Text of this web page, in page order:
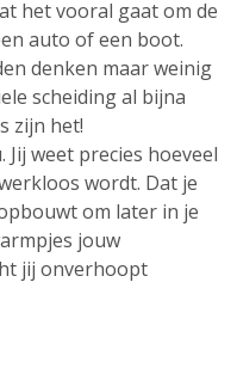
het vooral gaat om de
auto of een boot.
denken maar weinig
scheiding al bijna
zijn het!
weet precies hoeveel
wordt. Dat je
om later in je
jouw
jij onverhoopt